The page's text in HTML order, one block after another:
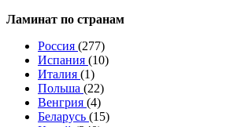
Ламинат по странам
Россия (277)
Испания (10)
Италия (1)
Польша (22)
Венгрия (4)
Беларусь (15)